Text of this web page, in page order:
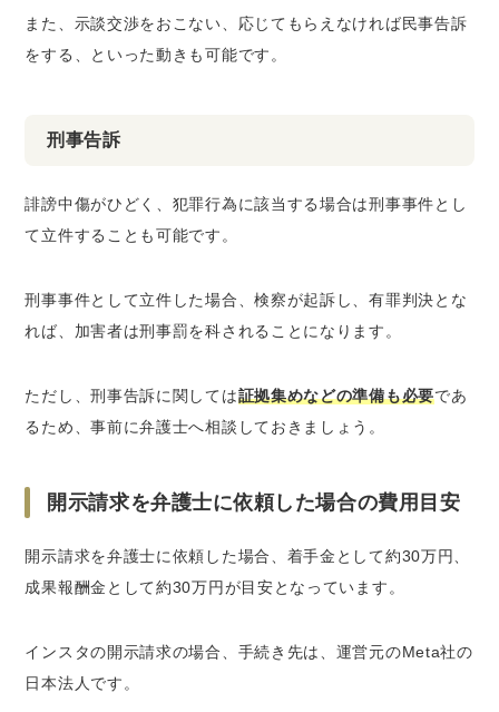
また、 示談交渉をおこない、応じてもらえなければ民事告訴
をする、といった動きも可能です。
刑事告訴
誹謗中傷がひどく、犯罪行為に該当する場合は刑事事件とし
て立件することも可能です。
刑事事件として立件した場合、検察が起訴し、有罪判決とな
れば、 加害者は刑事罰を科される ことになります。
ただし、刑事告訴に関しては証拠集めなどの準備も必要であ
るため、事前に弁護士へ相談しておきましょう。
開示請求を弁護士に依頼した場合の費用目安
開示請求を弁護士に依頼した場合、 着手金として約30万円
成果報酬金として約30万円が目安となっています。
インスタの開示請求の場合、手続き先は、運営元のMeta社の
日本法人です。